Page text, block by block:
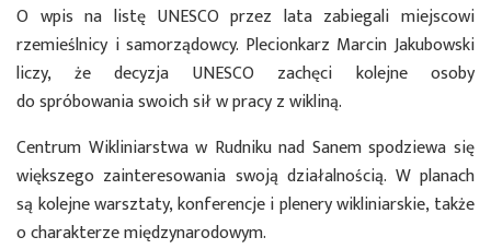
O wpis na listę UNESCO przez lata zabiegali miejscowi
rzemieślnicy i samorządowcy. Plecionkarz Marcin Jakubowski
liczy, że decyzja UNESCO zachęci kolejne osoby
do spróbowania swoich sił w pracy z wikliną.
Centrum Wikliniarstwa w Rudniku nad Sanem spodziewa się
większego zainteresowania swoją działalnością. W planach
są kolejne warsztaty, konferencje i plenery wikliniarskie, także
o charakterze międzynarodowym.